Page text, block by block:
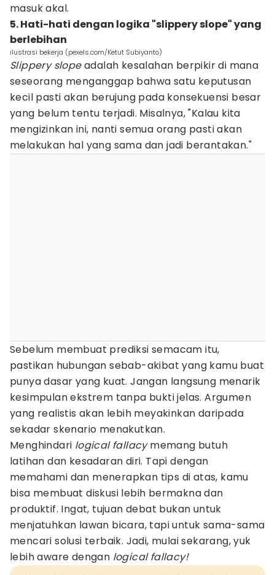
masuk akal.
5. Hati-hati dengan logika "slippery slope" yang
berlebihan
ilustrasi bekerja (pexels.com/Ketut Subiyanto)
Slippery slopeadalah kesalahan berpikir di mana
seseorang menganggap bahwa satu keputusan
kecil pasti akan berujung pada konsekuensi besar
yang belum tentu terjadi. Misalnya, "Kalau kita
mengizinkan ini, nanti semua orang pasti akan
melakukan hal yang sama dan jadi berantakan."
Sebelum membuat prediksi semacam itu,
pastikan hubungan sebab-akibat yang kamu buat
punya dasar yang kuat. Jangan langsung menarik
kesimpulan ekstrem tanpa bukti jelas. Argumen
yang realistis akan lebih meyakinkan daripada
sekadar skenario menakutkan.
Menghindari logical fallacymemang butuh
latihan dan kesadaran diri. Tapi dengan
memahami dan menerapkan tips di atas, kamu
bisa membuat diskusi lebih bermakna dan
produktif. Ingat, tujuan debat bukan untuk
menjatuhkan lawan bicara, tapi untuk sama-sama
mencari solusi terbaik. Jadi, mulai sekarang, yuk
lebih aware dengan logical fallacy!